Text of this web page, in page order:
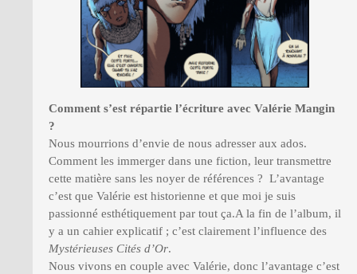
Comment s’est répartie l’écriture avec Valérie Mangin
?
Nous mourrions d’envie de nous adresser aux ados.
Comment les immerger dans une fiction, leur transmettre
cette matière sans les noyer de références ? L’avantage
c’est que Valérie est historienne et que moi je suis
passionné esthétiquement par tout ça.A la fin de l’album, il
y a un cahier explicatif ; c’est clairement l’influence des
Mystérieuses Cités d’Or.
Nous vivons en couple avec Valérie, donc l’avantage c’est